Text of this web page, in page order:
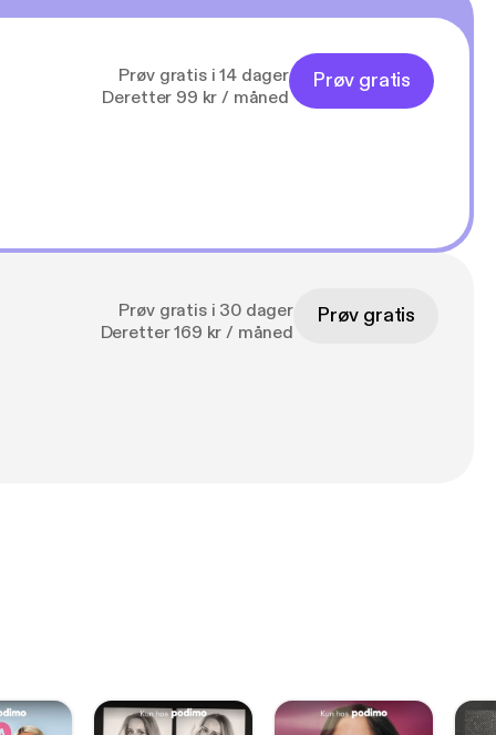
Prøv gratis i 14 dager
Deretter 99 kr / måned
Prøv gratis
Prøv gratis i 30 dager
Deretter 169 kr / måned
Prøv gratis